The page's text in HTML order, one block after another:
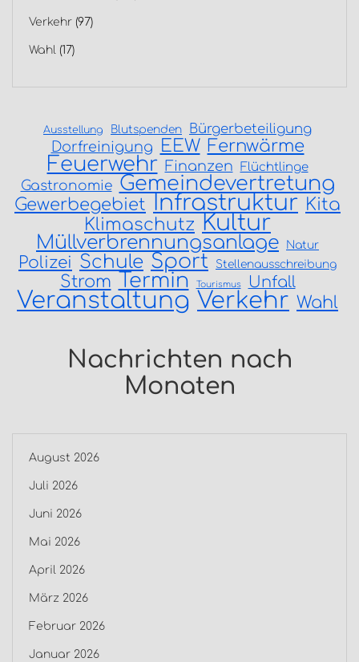
Verkehr (97)
Wahl (17)
Ausstellung Blutspenden Bürgerbeteiligung
Dorfreinigung EEW Fernwärme
Feuerwehr Finanzen Flüchtlinge
Gastronomie Gemeindevertretung
Gewerbegebiet Infrastruktur Kita
Klimaschutz Kultur
Müllverbrennungsanlage Natur
Polizei Schule Sport Stellenausschreibung
Strom Termin Tourismus Unfall
Veranstaltung Verkehr Wahl
Nachrichten nach
Monaten
August 2026
Juli 2026
Juni 2026
Mai 2026
April 2026
März 2026
Februar 2026
Januar 2026